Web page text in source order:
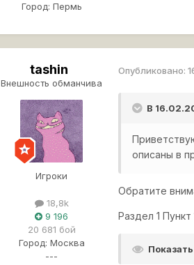
Город: Пермь
tashin
Внешность обманчива
Игроки
18,8k
9 196
20 681 бой
Город: Москва
---
Опубликовано:
В
описаны в
Обратите
Раздел 1 Пункт